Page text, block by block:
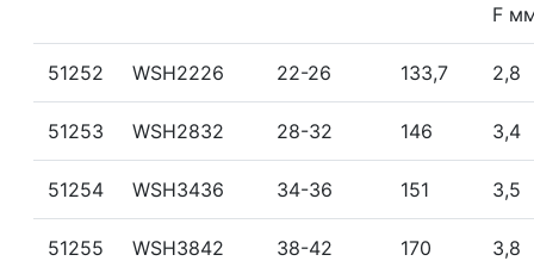
F
51252 WSH2226 22-26 133,7 2,8
51253 WSH2832 28-32 146 3,4
51254 WSH3436 34-36 151 3,5
51255 WSH3842 38-42 170 3,8